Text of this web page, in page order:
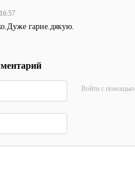
гарне.дякую.
Войти с помощью